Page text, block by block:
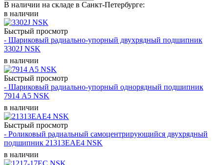
В наличии на складе в Санкт-Петербурге:
в наличии
Быстрый просмотр
- Шариковый радиально-упорный двухрядный подшипник
3302J NSK
в наличии
Быстрый просмотр
- Шариковый радиально-упорный однорядный подшипник
7914 A5 NSK
в наличии
Быстрый просмотр
- Роликовый радиальный самоцентрирующийся двухрядный
подшипник 21313EAE4 NSK
в наличии